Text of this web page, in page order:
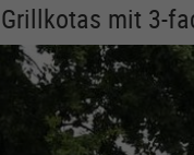
mit 3-